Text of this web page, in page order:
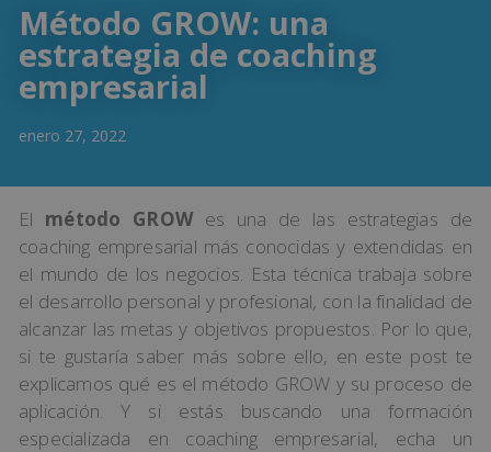
Método GROW: una
estrategia de coaching
empresarial
enero 27, 2022
El método GROW es una de las estrategias de
coaching empresarial más conocidas y extendidas en
el mundo de los negocios. Esta técnica trabaja sobre
el desarrollo personal y profesional, con la finalidad de
alcanzar las metas y objetivos propuestos. Por lo que,
si te gustaría saber más sobre ello, en este post te
explicamos qué es el método GROW y su proceso de
aplicación. Y si estás buscando una formación
especializada en coaching empresarial, echa un